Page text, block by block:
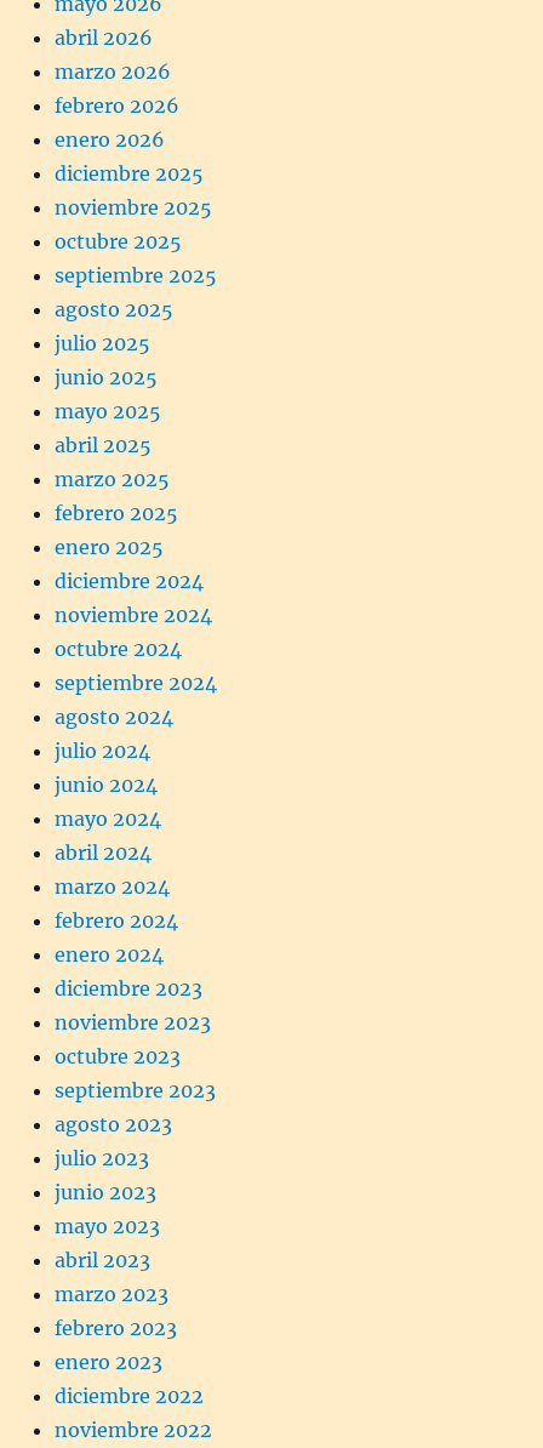
abril 2026
marzo 2026
febrero 2026
enero 2026
diciembre 2025
noviembre 2025
octubre 2025
septiembre 2025
agosto 2025
julio 2025
junio 2025
mayo 2025
abril 2025
marzo 2025
febrero 2025
enero 2025
diciembre 2024
noviembre 2024
octubre 2024
septiembre 2024
agosto 2024
julio 2024
junio 2024
mayo 2024
abril 2024
marzo 2024
febrero 2024
enero 2024
diciembre 2023
noviembre 2023
octubre 2023
septiembre 2023
agosto 2023
julio 2023
junio 2023
mayo 2023
abril 2023
marzo 2023
febrero 2023
enero 2023
diciembre 2022
noviembre 2022